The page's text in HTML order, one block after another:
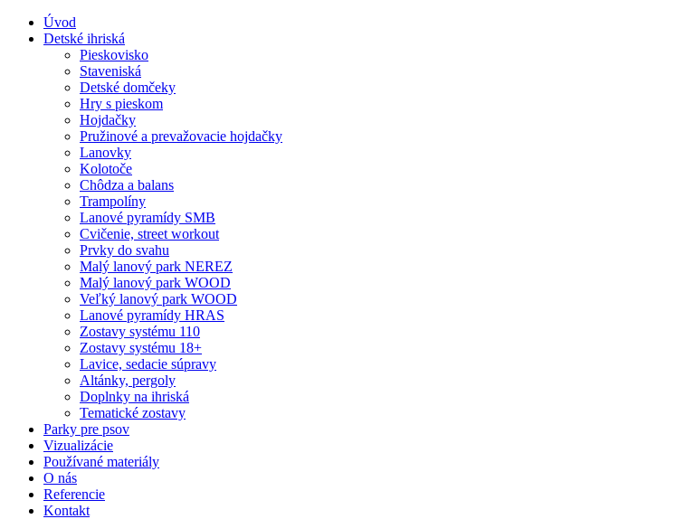
Úvod
Detské ihriská
Pieskovisko
Staveniská
Detské domčeky
Hry s pieskom
Hojdačky
Pružinové a prevažovacie hojdačky
Lanovky
Kolotoče
Chôdza a balans
Trampolíny
Lanové pyramídy SMB
Cvičenie, street workout
Prvky do svahu
Malý lanový park NEREZ
Malý lanový park WOOD
Veľký lanový park WOOD
Lanové pyramídy HRAS
Zostavy systému 110
Zostavy systému 18+
Lavice, sedacie súpravy
Altánky, pergoly
Doplnky na ihriská
Tematické zostavy
Parky pre psov
Vizualizácie
Používané materiály
O nás
Referencie
Kontakt